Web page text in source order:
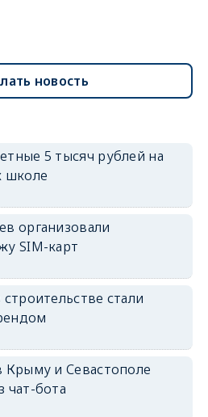
новость
5 тысяч рублей на
школе
организовали
SIM-карт
стали
и Севастополе
чат-бота